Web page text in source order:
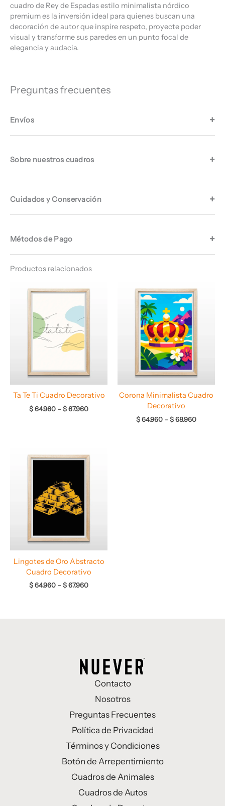
cuadro de Rey de Espadas estilo minimalista nórdico
premium es la inversión ideal para quienes buscan una
decoración de autor que inspire respeto, proyecte poder
visual y transforme sus paredes en un punto focal de
elegancia y audacia.
Preguntas frecuentes
Envíos
Sobre nuestros cuadros
Cuidados y Conservación
Métodos de Pago
Productos relacionados
Ta Te Ti Cuadro Decorativo
$64.960 –$67.960
de
Corona Minimalista Cuadro
Decorativo
$64.960 –$68.960
de
Lingotes de Oro Abstracto
Cuadro Decorativo
$64.960 –$67.960
de
Contacto
Nosotros
Preguntas Frecuentes
Política de Privacidad
Términos y Condiciones
Botón de Arrepentimiento
Cuadros de Animales
Cuadros de Autos